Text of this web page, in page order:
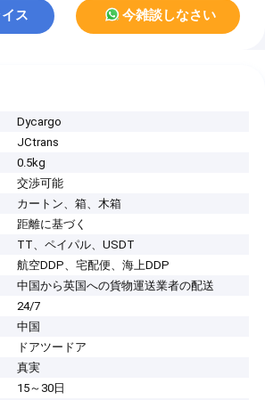
ス 今雑談しなさい
Dycargo
JCtrans
0.5kg
交渉可能
カートン、箱、木箱
距離に基づく
TT、ペイパル、USDT
航空DDP、宅配便、海上DDP
中国から英国への貨物運送業者の配送
24/7
中国
ドアツードア
真実
15～30日